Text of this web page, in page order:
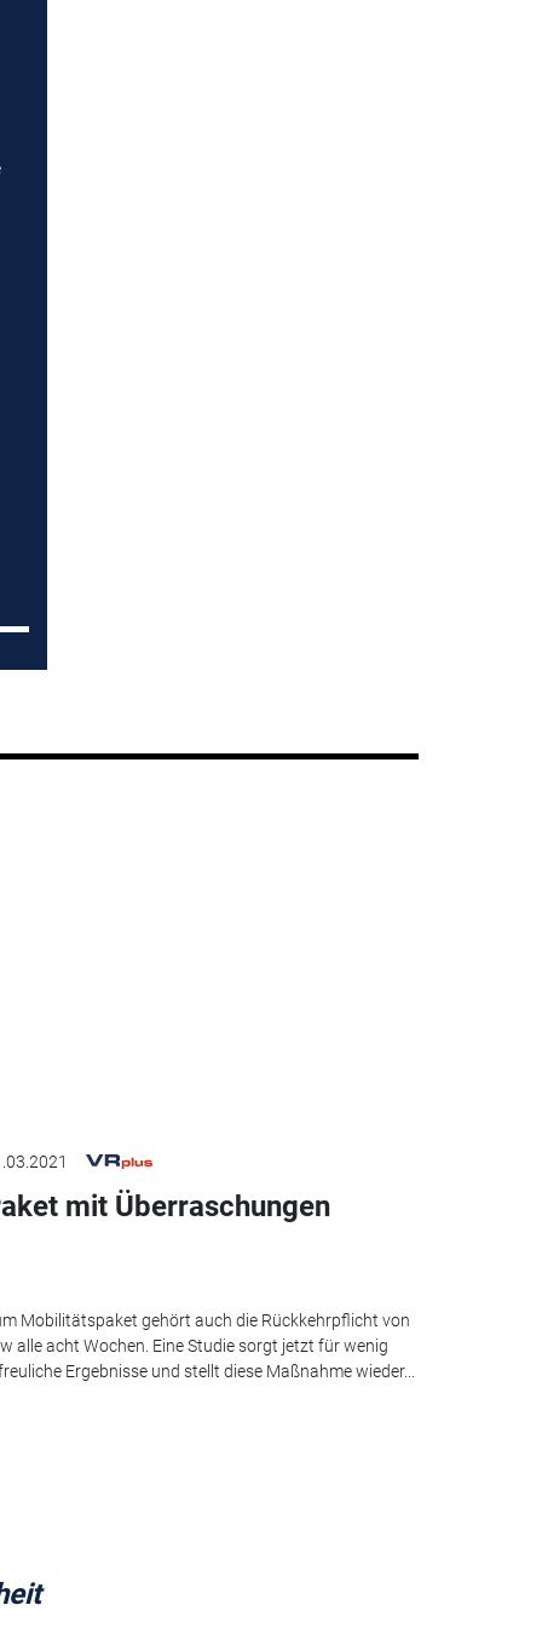
mit Überraschungen
Mobilitätspaket gehört auch die Rückkehrpflicht von
alle acht Wochen. Eine Studie sorgt jetzt für wenig
Ergebnisse und stellt diese Maßnahme wieder...